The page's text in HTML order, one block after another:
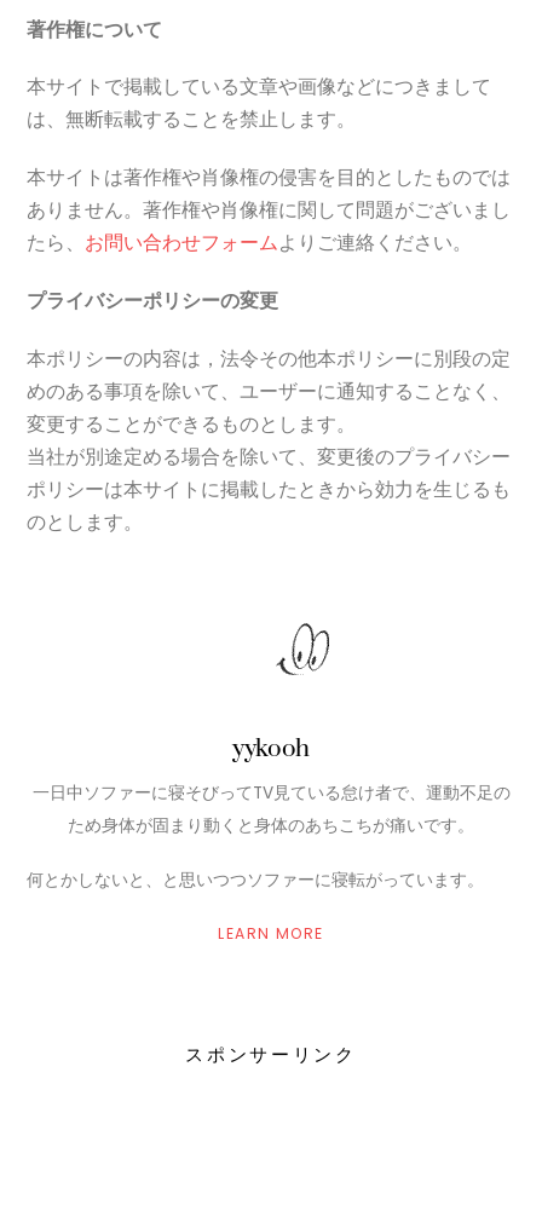
著作権について
本サイトで掲載している文章や画像などにつきまして
は、無断転載することを禁止します。
本サイトは著作権や肖像権の侵害を目的としたものでは
ありません。著作権や肖像権に関して問題がございまし
たら、 お問い合わせフォームよりご連絡ください。
プライバシーポリシーの変更
本ポリシーの内容は，法令その他本ポリシーに別段の定
めのある事項を除いて、ユーザーに通知することなく、
変更することができるものとします。
当社が別途定める場合を除いて、変更後のプライバシー
ポリシーは本サイトに掲載したときから効力を生じるも
のとします。
yykooh
一日中ソファーに寝そびってTV見ている怠け者で、運動不足の
ため身体が固まり動くと身体のあちこちが痛いです。
何とかしないと、と思いつつソファーに寝転がっています。
LEARN MORE
スポンサーリンク